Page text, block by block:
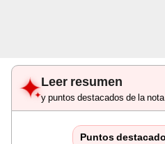
Leer resumen
y puntos destacados de la
Puntos